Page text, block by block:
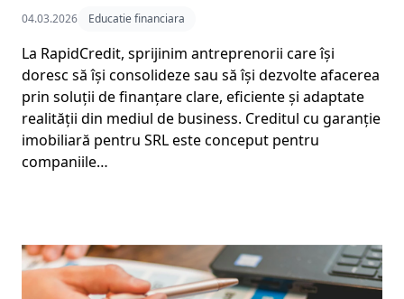
04.03.2026 Educatie financiara
La RapidCredit, sprijinim antreprenorii care își
doresc să își consolideze sau să își dezvolte afacerea
prin soluții de finanțare clare, eficiente și adaptate
realității din mediul de business. Creditul cu garanție
imobiliară pentru SRL este conceput pentru
companiile…